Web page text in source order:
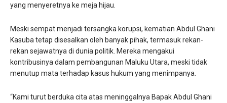
yang menyeretnya ke meja hijau.
Meski sempat menjadi tersangka korupsi, kematian Abdul Ghani
Kasuba tetap disesalkan oleh banyak pihak, termasuk rekan-
rekan sejawatnya di dunia politik. Mereka mengakui
kontribusinya dalam pembangunan Maluku Utara, meski tidak
menutup mata terhadap kasus hukum yang menimpanya.
“Kami turut berduka cita atas meninggalnya Bapak Abdul Ghani